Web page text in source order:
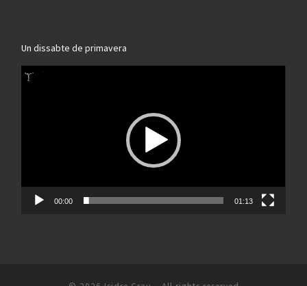
Un dissabte de primavera
Reproductor
de
00:00 01:13